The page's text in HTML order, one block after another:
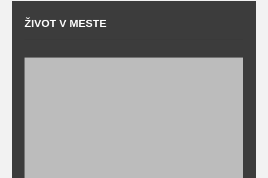
ŽIVOT V MESTE